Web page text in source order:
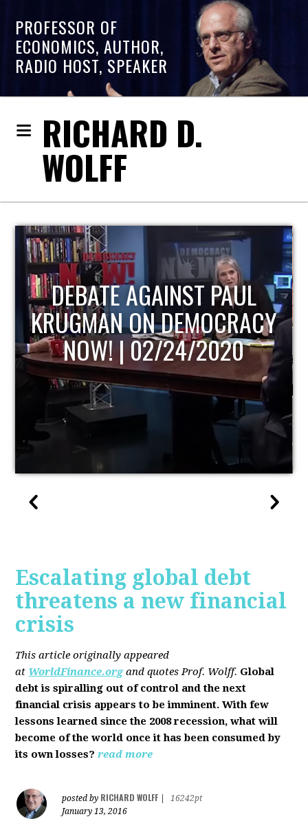
PROFESSOR OF
ECONOMICS, AUTHOR,
RADIO HOST, SPEAKER
RICHARD D.
WOLFF
HOST OF ECONOMIC
UPDATE
Escalating global debt
threatens a new financial
crisis
This article originally appeared
at WorldFinance.organd quotes Prof. Wolff. Global
debt is spiralling out of control and the next
financial crisis appears to be imminent. With few
lessons learned since the 2008 recession, what will
become of the world once it has been consumed by
its own losses? read more
posted by RICHARD WOLFF
16242pt
January 13, 2016